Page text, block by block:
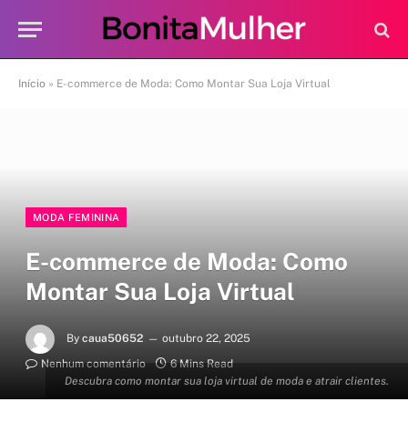
Início » E-commerce de Moda: Como Montar Sua Loja Virtual
Descubra como montar sua loja virtual de moda e atrair clientes.
MODA FEMININA
E-commerce de Moda: Como
Montar Sua Loja Virtual
By caua50652
outubro 22, 2025
Nenhum comentário
6 Mins Read